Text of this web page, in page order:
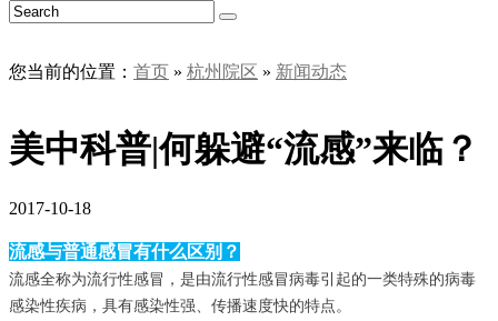
您当前的位置： 首页 » 杭州院区 » 新闻动态
美中科普|何躲避“流感”来临？
2017-10-18
流感与普通感冒有什么区别？
流感全称为流行性感冒，是由流行性感冒病毒引起的一类特殊的病毒
感染性疾病，具有感染性强、传播速度快的特点。